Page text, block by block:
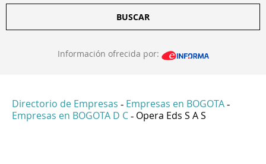
BUSCAR
Información ofrecida por:
Directorio de Empresas - Empresas en BOGOTA -
Empresas en BOGOTA D C - Opera Eds S A S